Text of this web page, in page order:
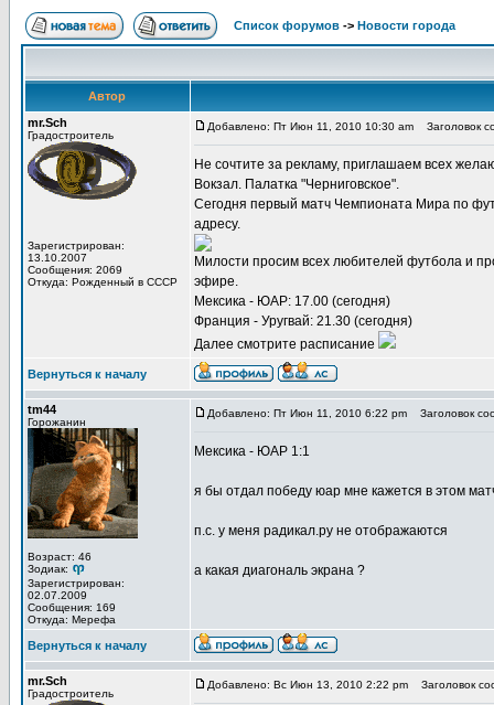
Список форумов -> Новости города
Автор
mr.Sch
Градостроитель
Зарегистрирован:
13.10.2007
Сообщения: 2069
Откуда: Рожденный в СССР
Добавлено: Пт Июн 11, 2010 10:30 am Заголовок
Не сочтите за рекламу, приглашаем всех
Вокзал. Палатка "Черниговское".
Сегодня первый матч Чемпионата Мира по
адресу.
Милости просим всех любителей футбола и
эфире.
Мексика - ЮАР: 17.00 (сегодня)
Франция - Уругвай: 21.30 (сегодня)
Далее смотрите расписание
Вернуться к началу
tm44
Горожанин
Возраст: 46
Зодиак:
Зарегистрирован:
02.07.2009
Сообщения: 169
Откуда: Мерефа
Добавлено: Пт Июн 11, 2010 6:22 pm Заголовок
Мексика - ЮАР 1:1
я бы отдал победу юар мне кажется в этом
п.с. у меня радикал.ру не отображаются
а какая диагональ экрана ?
Вернуться к началу
mr.Sch
Градостроитель
Добавлено: Вс Июн 13, 2010 2:22 pm Заголовок